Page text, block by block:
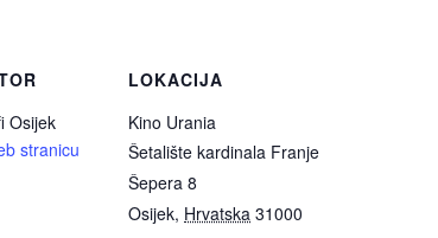
Osijek
stranicu
LOKACIJA
Kino Urania
Šetalište kardinala Franje
Šepera 8
Osijek, Hrvatska 31000